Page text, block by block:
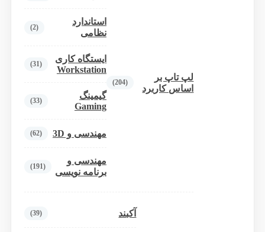
لپ تاپ بر
اساس کاربرد
(204)
استاندارد
نظامی
(2)
ایستگاه کاری
Workstation
(31)
گیمینگ
Gaming
(33)
مهندسی و 3D (62)
مهندسی و
برنامه نویسی
(191)
آکبند (39)